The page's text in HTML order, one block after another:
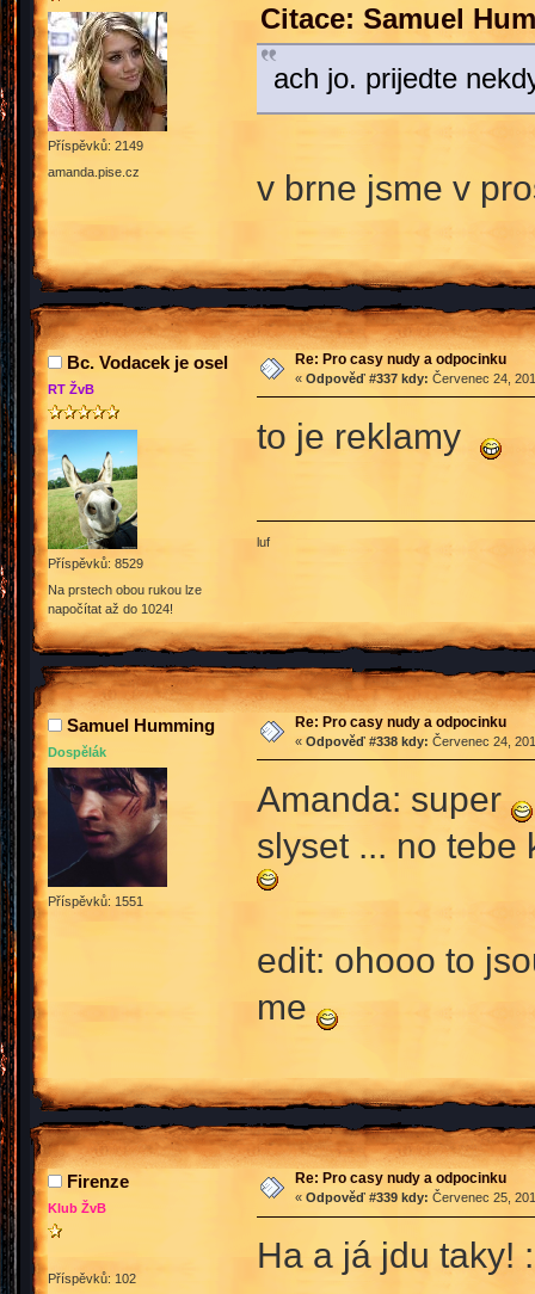
Příspěvků: 2149
amanda.pise.cz
Citace: Samuel
ach jo. prijedte
v brne jsme v
Bc. Vodacek je osel
RT ŽvB
Příspěvků: 8529
Na prstech obou rukou lze
napočítat až do 1024!
Re: Pro casy nudy a odpocinku
« Odpověď #337 kdy: Červenec 24,
to je reklamy
luf
Samuel Humming
Dospělák
Příspěvků: 1551
Re: Pro casy nudy a odpocinku
« Odpověď #338 kdy: Červenec 24,
Amanda: super
slyset ... no tebe
edit: ohooo to
me
Firenze
Klub ŽvB
Příspěvků: 102
Re: Pro casy nudy a odpocinku
« Odpověď #339 kdy: Červenec 25,
Ha a já jdu taky!